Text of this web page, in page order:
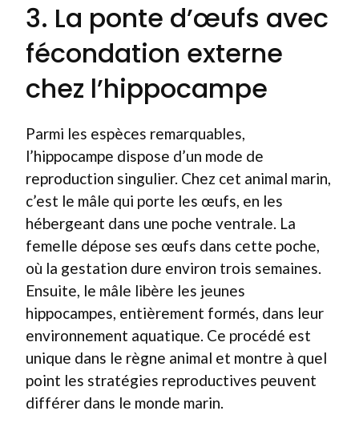
3. La ponte d’œufs avec
fécondation externe
chez l’hippocampe
Parmi les espèces remarquables,
l’hippocampe dispose d’un mode de
reproduction singulier. Chez cet animal marin,
c’est le mâle qui porte les œufs, en les
hébergeant dans une poche ventrale. La
femelle dépose ses œufs dans cette poche,
où la gestation dure environ trois semaines.
Ensuite, le mâle libère les jeunes
hippocampes, entièrement formés, dans leur
environnement aquatique. Ce procédé est
unique dans le règne animal et montre à quel
point les stratégies reproductives peuvent
différer dans le monde marin.